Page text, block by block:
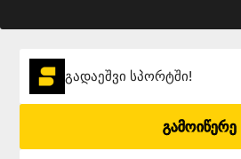
გადაეშვი სპორტში!
გამოიწერე